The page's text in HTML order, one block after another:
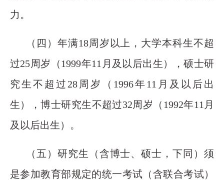
力。
（四）年满18周岁以上，大学本科生不超
过25周岁（1999年11月及以后出生），硕士研
究生不超过28周岁（1996年11月及以后出
生），博士研究生不超过32周岁（1992年11月
及以后出生）。
（五）研究生（含博士、硕士，下同）须
是参加教育部规定的统一考试（含联合考试）